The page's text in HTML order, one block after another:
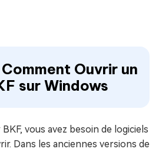
Ouvrir un
sur Windows
vous avez besoin de logiciels
Dans les anciennes versions de